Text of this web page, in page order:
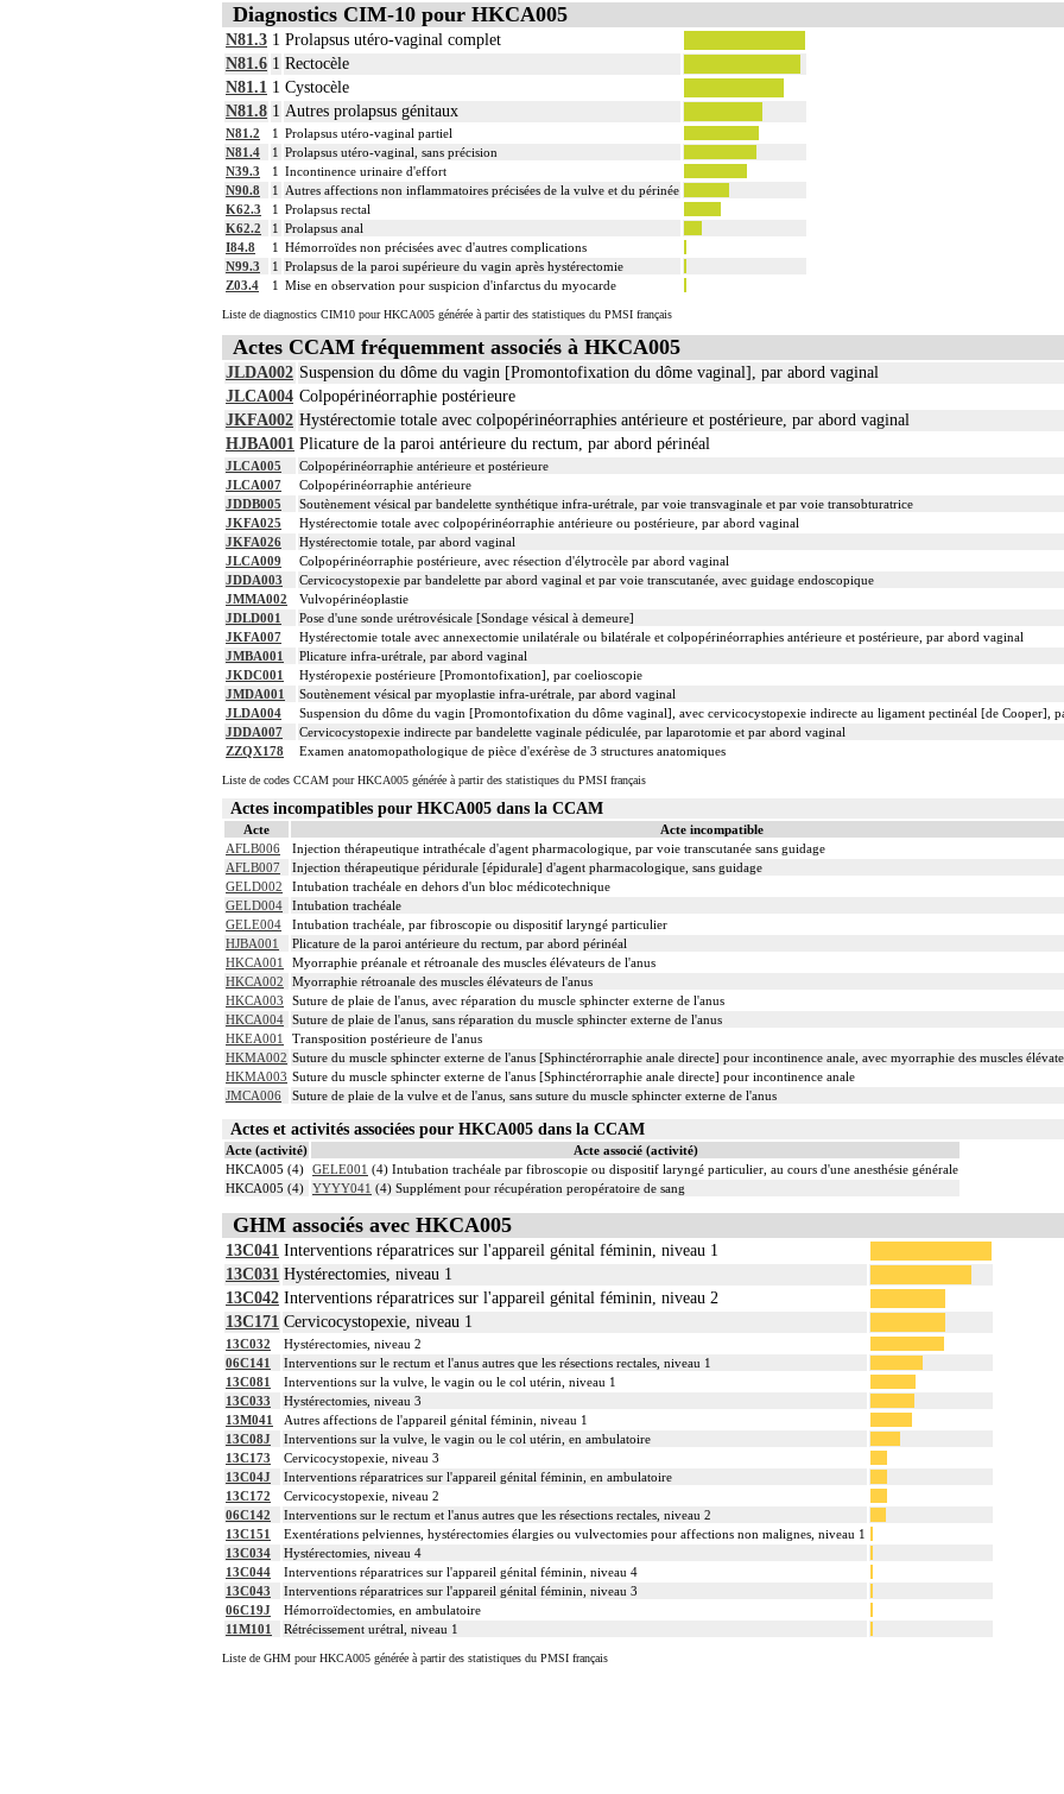
Diagnostics CIM-10 pour HKCA005
N81.3 1 Prolapsus utéro-vaginal complet
N81.6 1 Rectocèle
N81.1 1 Cystocèle
N81.8 1 Autres prolapsus génitaux
N81.2 1 Prolapsus utéro-vaginal partiel
N81.4
1 Prolapsus utéro-vaginal, sans précision
N39.3
1 Incontinence urinaire d'effort
N90.8
1
Autres affections non inflammatoires précisées de la vulve et du périnée
K62.3
1 Prolapsus rectal
K62.2
1 Prolapsus anal
I84.8
1 Hémorroïdes non précisées avec d'autres complications
N99.3
1 Prolapsus de la paroi supérieure du vagin après hystérectomie
Z03.4
1 Mise en observation pour suspicion d'infarctus du myocarde
Liste de diagnostics CIM10 pour HKCA005 générée à partir des statistiques du PMSI français
Actes CCAM fréquemment associés à HKCA005
JLDA002 Suspension du dôme du vagin [Promontofixation du dôme vaginal], par abord vaginal
JLCA004 Colpopérinéorraphie postérieure
JKFA002 Hystérectomie totale avec colpopérinéorraphies antérieure et postérieure, par abord vaginal
HJBA001 Plicature de la paroi antérieure du rectum, par abord périnéal
JLCA005
Colpopérinéorraphie antérieure et postérieure
JLCA007
Colpopérinéorraphie antérieure
JDDB005
Soutènement vésical par bandelette synthétique infra-urétrale, par voie transvaginale et par voie transobturatrice
JKFA025
Hystérectomie totale avec colpopérinéorraphie antérieure ou postérieure, par abord vaginal
JKFA026
Hystérectomie totale, par abord vaginal
JLCA009
Colpopérinéorraphie postérieure, avec résection d'élytrocèle par abord vaginal
JDDA003
Cervicocystopexie par bandelette par abord vaginal et par voie transcutanée, avec guidage endoscopique
JMMA002
Vulvopérinéoplastie
JDLD001
Pose d'une sonde urétrovésicale [Sondage vésical à demeure]
JKFA007
Hystérectomie totale avec annexectomie unilatérale ou bilatérale et colpopérinéorraphies antérieure et postérieure, par abord vaginal
JMBA001
Plicature infra-urétrale, par abord vaginal
JKDC001
Hystéropexie postérieure [Promontofixation], par coelioscopie
JMDA001
Soutènement vésical par myoplastie infra-urétrale, par abord vaginal
JLDA004
Suspension du dôme du vagin [Promontofixation du dôme vaginal], avec cervicocystopexie indirecte au ligament pectinéal [de Cooper],
JDDA007
Cervicocystopexie indirecte par bandelette vaginale pédiculée, par laparotomie et par abord vaginal
ZZQX178
Examen anatomopathologique de pièce d'exérèse de 3 structures anatomiques
Liste de codes CCAM pour HKCA005 générée à partir des statistiques du PMSI français
Actes incompatibles pour HKCA005 dans la CCAM
Acte
Acte incompatible
AFLB006
Injection thérapeutique intrathécale d'agent pharmacologique, par voie transcutanée sans guidage
AFLB007
Injection thérapeutique péridurale [épidurale] d'agent pharmacologique, sans guidage
GELD002
Intubation trachéale en dehors d'un bloc médicotechnique
GELD004
Intubation trachéale
GELE004
Intubation trachéale, par fibroscopie ou dispositif laryngé particulier
HJBA001
Plicature de la paroi antérieure du rectum, par abord périnéal
HKCA001
Myorraphie préanale et rétroanale des muscles élévateurs de l'anus
HKCA002
Myorraphie rétroanale des muscles élévateurs de l'anus
HKCA003
Suture de plaie de l'anus, avec réparation du muscle sphincter externe de l'anus
HKCA004 Suture de plaie de l'anus, sans réparation du muscle sphincter externe de l'anus
HKEA001
Transposition postérieure de l'anus
HKMA002 Suture du muscle sphincter externe de l'anus [Sphinctérorraphie anale directe] pour incontinence anale, avec myorraphie des muscles
HKMA003 Suture du muscle sphincter externe de l'anus [Sphinctérorraphie anale directe] pour incontinence anale
JMCA006
Suture de plaie de la vulve et de l'anus, sans suture du muscle sphincter externe de l'anus
Actes et activités associées pour HKCA005 dans la CCAM
Acte (activité)
Acte associé (activité)
HKCA005 (4) GELE001 (4) Intubation trachéale par fibroscopie ou dispositif laryngé particulier, au cours d'une anesthésie générale
HKCA005 (4) YYYY041 (4) Supplément pour récupération peropératoire de sang
GHM associés avec HKCA005
13C041 Interventions réparatrices sur l'appareil génital féminin, niveau 1
13C031 Hystérectomies, niveau 1
13C042 Interventions réparatrices sur l'appareil génital féminin, niveau 2
13C171 Cervicocystopexie, niveau 1
13C032
Hystérectomies, niveau 2
06C141
Interventions sur le rectum et l'anus autres que les résections rectales, niveau 1
13C081
Interventions sur la vulve, le vagin ou le col utérin, niveau 1
13C033
Hystérectomies, niveau 3
13M041
Autres affections de l'appareil génital féminin, niveau 1
13C08J
Interventions sur la vulve, le vagin ou le col utérin, en ambulatoire
13C173
Cervicocystopexie, niveau 3
13C04J
Interventions réparatrices sur l'appareil génital féminin, en ambulatoire
13C172
Cervicocystopexie, niveau 2
06C142
Interventions sur le rectum et l'anus autres que les résections rectales, niveau 2
13C151
Exentérations pelviennes, hystérectomies élargies ou vulvectomies pour affections non malignes, niveau 1
13C034
Hystérectomies, niveau 4
13C044
Interventions réparatrices sur l'appareil génital féminin, niveau 4
13C043
Interventions réparatrices sur l'appareil génital féminin, niveau 3
06C19J
Hémorroïdectomies, en ambulatoire
11M101
Rétrécissement urétral, niveau 1
Liste de GHM pour HKCA005 générée à partir des statistiques du PMSI français